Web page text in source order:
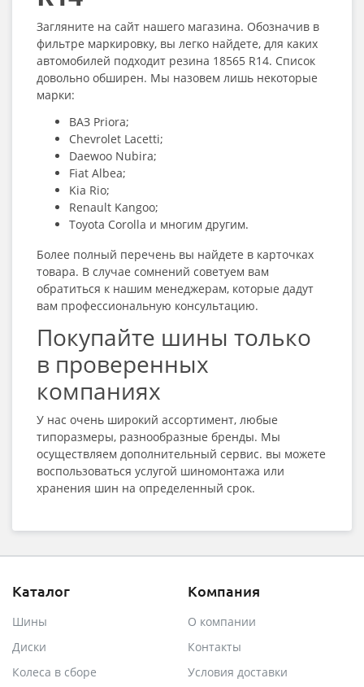
Загляните на сайт нашего магазина. Обозначив в
фильтре маркировку, вы легко найдете, для каких
автомобилей подходит резина 18565 R14. Список
довольно обширен. Мы назовем лишь некоторые
марки:
ВАЗ Priora;
Chevrolet Lacetti;
Daewoo Nubira;
Fiat Albea;
Kia Rio;
Renault Kangoo;
Toyota Corolla и многим другим.
Более полный перечень вы найдете в карточках
товара. В случае сомнений советуем вам
обратиться к нашим менеджерам, которые дадут
вам профессиональную консультацию.
Покупайте шины только
в проверенных
компаниях
У нас очень широкий ассортимент, любые
типоразмеры, разнообразные бренды. Мы
осуществляем дополнительный сервис. вы можете
воспользоваться услугой шиномонтажа или
хранения шин на определенный срок.
Каталог
Шины
Диски
Колеса в сборе
Компания
О компании
Контакты
Условия доставки